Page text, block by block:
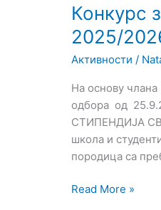
Конкурс
2025/
Активности /
На основу
одбора од
СТИПЕНДИЈА
школа и
породица са
Read More »